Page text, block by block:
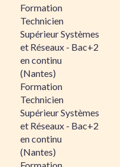
Formation
Technicien
Supérieur Systèmes
et Réseaux - Bac+2
en continu
(Nantes)
Formation
Technicien
Supérieur Systèmes
et Réseaux - Bac+2
en continu
(Nantes)